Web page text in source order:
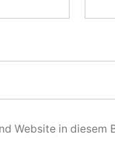
Website in diesem